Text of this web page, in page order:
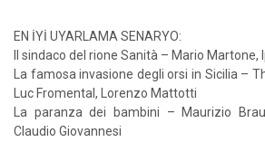
EN İYİ UYARLAMA SENARYO:
Il sindaco del rione Sanità – Mario Martone,
La famosa invasione degli orsi in Sicilia –
Luc Fromental, Lorenzo Mattotti
La paranza dei bambini – Maurizio
Claudio Giovannesi